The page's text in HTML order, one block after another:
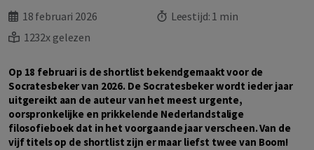
18 februari 2026 Leestijd: 1 min
1232x gelezen
Op 18 februari is de shortlist bekendgemaakt voor de
Socratesbeker van 2026. De Socratesbeker wordt ieder jaar
uitgereikt aan de auteur van het meest urgente,
oorspronkelijke en prikkelende Nederlandstalige
filosofieboek dat in het voorgaande jaar verscheen. Van de
vijf titels op de shortlist zijn er maar liefst twee van Boom!